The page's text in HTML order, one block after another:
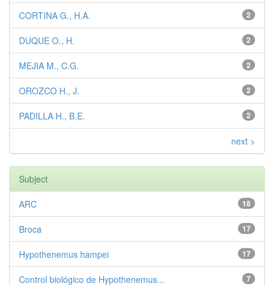
2
CORTINA G., H.A.
2
DUQUE O., H.
2
MEJIA M., C.G.
2
OROZCO H., J.
2
PADILLA H., B.E.
next >
Subject
18
ARC
17
Broca
17
Hypothenemus hampei
7
Control biológico de Hypothenemus...